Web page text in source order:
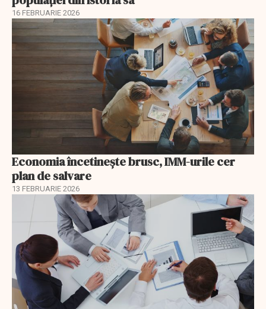
16 FEBRUARIE 2026
Economia încetinește brusc, IMM-urile cer
plan de salvare
13 FEBRUARIE 2026